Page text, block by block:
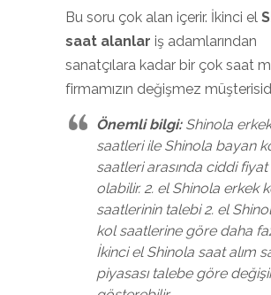
Bu soru çok alan içerir. İkinci el
saat alanlar iş adamlarından
sanatçılara kadar bir çok saat
firmamızın değişmez
Önemli bilgi:Shinola
saatleri ile Shinola bayan
saatleri arasında ciddi fiyat
olabilir. 2. el Shinola erkek
saatlerinin talebi 2. el
kol saatlerine göre daha
İkinci el Shinola saat alım
piyasası talebe göre